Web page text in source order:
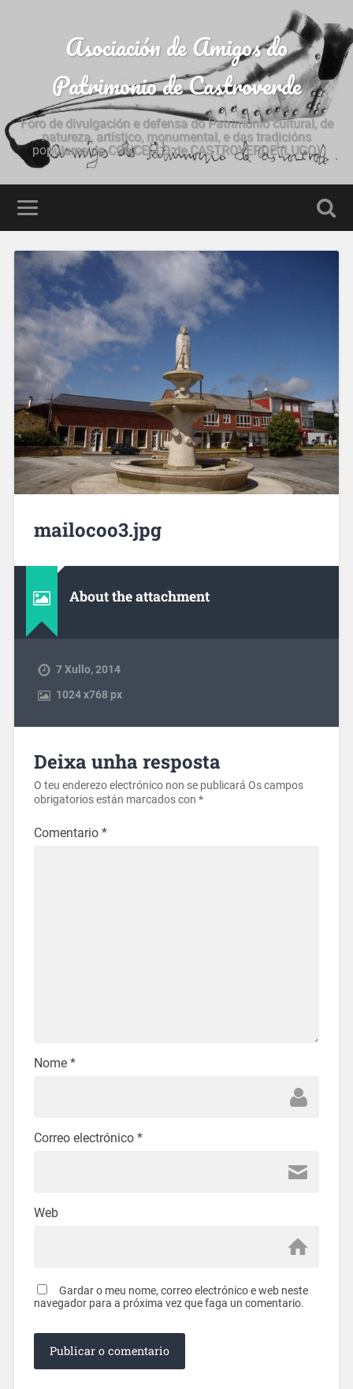
Asociación de Amigos do
Patrimonio de Castroverde
Foro de divulgación e defensa do Patrimonio cultural, de
natureza, artístico, monumental, e das tradicións
populares do CONCELLO de CASTROVERDE (LUGO)
mailocoo3.jpg
About the attachment
7 Xullo, 2014
1024x768 px
Deixa unha resposta
O teu enderezo electrónico non se publicará Os campos
obrigatorios están marcados con *
Comentario *
Nome *
Correo electrónico *
Web
Gardar o meu nome, correo electrónico e web neste
navegador para a próxima vez que faga un comentario.